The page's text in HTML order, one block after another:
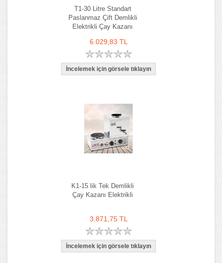
T1-30 Litre Standart
Paslanmaz Çift Demlikli
Elektrikli Çay Kazanı
6.029,83 TL
K1-15 lik Tek Demlikli
Çay Kazanı Elektrikli
3.871,75 TL